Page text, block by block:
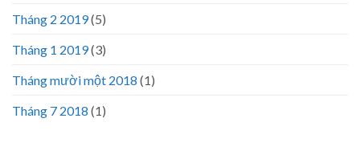
Tháng 2 2019(5)
Tháng 1 2019(3)
Tháng mười một 2018 (1)
Tháng 7 2018 (1)